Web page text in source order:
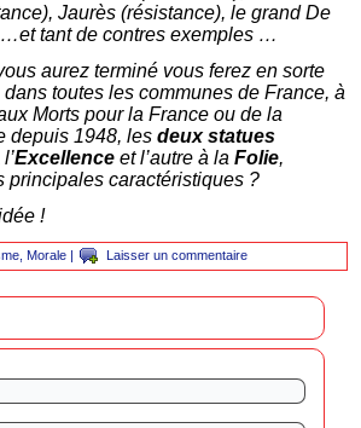
Jaurès (résistance), le grand De
tant de contres exemples …
aurez terminé vous ferez en sorte
toutes les communes de France, à
Morts pour la France ou de la
depuis 1948, lesdeux statues
Excellence et l’autre à laFolie,
principales caractéristiques ?
!
Morale | Laisser un commentaire